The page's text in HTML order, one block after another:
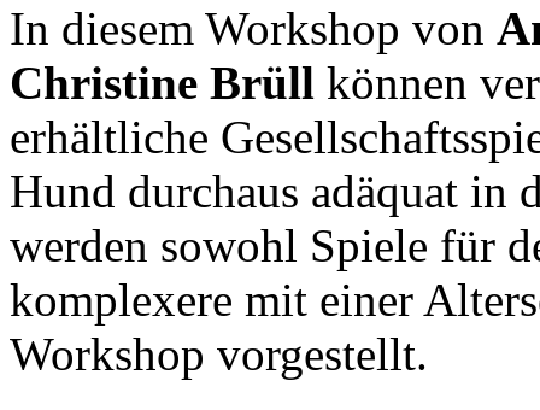
In diesem Workshop von
Christine Brüll können
erhältliche
Hund durchaus adäquat in
werden sowohl Spiele für
komplexere mit einer
Workshop vorgestellt.